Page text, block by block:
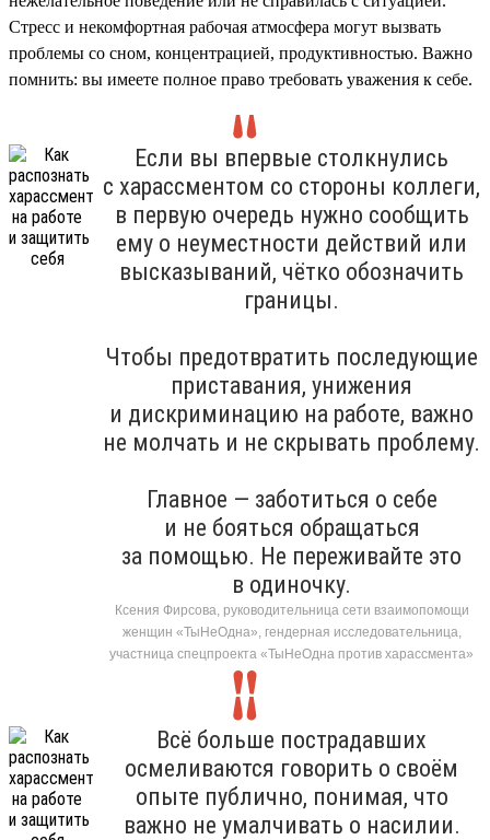
Стресс и некомфортная рабочая атмосфера могут вызвать
проблемы со сном, концентрацией, продуктивностью. Важно
помнить: вы имеете полное право требовать уважения к себе.
Если вы впервые столкнулись
с харассментом со стороны коллеги,
в первую очередь нужно сообщить
ему о неуместности действий или
высказываний, чётко обозначить
границы.
Чтобы предотвратить последующие
приставания, унижения
и дискриминацию на работе, важно
не молчать и не скрывать проблему.
Главное — заботиться о себе
и не бояться обращаться
за помощью. Не переживайте это
в одиночку.
Ксения Фирсова, руководительница сети взаимопомощи
женщин «ТыНеОдна», гендерная исследовательница,
участница спецпроекта «ТыНеОдна против харассмента»
Всё больше пострадавших
осмеливаются говорить о своём
опыте публично, понимая, что
важно не умалчивать о насилии.